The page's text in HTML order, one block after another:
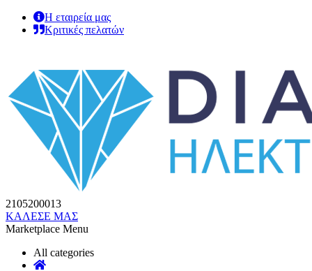
Η εταιρεία μας
Κριτικές πελατών
2105200013
ΚΑΛΕΣΕ ΜΑΣ
Marketplace Menu
All categories